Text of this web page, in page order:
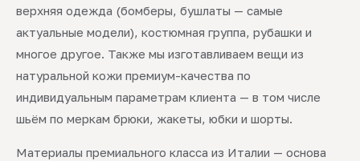
верхняя одежда (бомберы, бушлаты — самые
актуальные модели), костюмная группа, рубашки и
многое другое. Также мы изготавливаем вещи из
натуральной кожи премиум-качества по
индивидуальным параметрам клиента — в том числе
шьём по меркам брюки, жакеты, юбки и шорты.
Материалы премиального класса из Италии — основа